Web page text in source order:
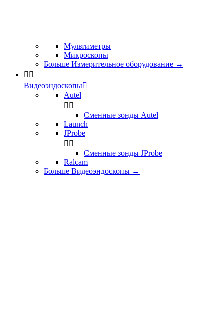
Мультиметры
Микроскопы
Больше Измерительное оборудование →
 
Видеоэндоскопы
Autel
 
Сменные зонды Autel
Launch
JProbe
 
Сменные зонды JProbe
Ralcam
Больше Видеоэндоскопы →